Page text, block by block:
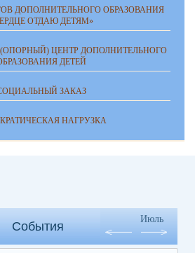
ДОПОЛНИТЕЛЬНОГО ОБРАЗОВАНИЯ
ОТДАЮ ДЕТЯМ»
ЦЕНТР ДОПОЛНИТЕЛЬНОГО
ДЕТЕЙ
ЗАКАЗ
НАГРУЗКА
События
Июль